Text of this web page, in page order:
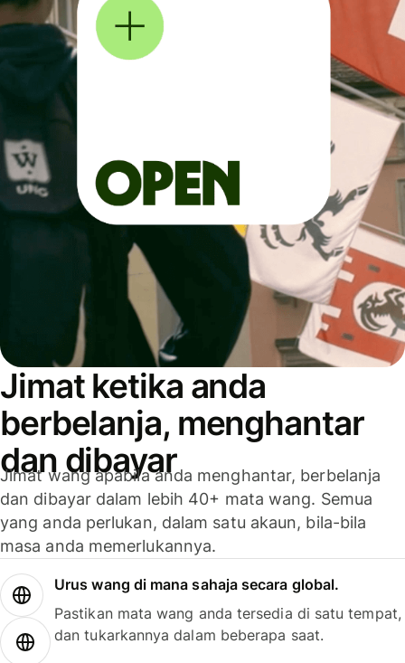
Jimat ketika anda
berbelanja, menghantar
dan dibayar
Jimat wang apabila anda menghantar, berbelanja
dan dibayar dalam lebih 40+ mata wang. Semua
yang anda perlukan, dalam satu akaun, bila-bila
masa anda memerlukannya.
Urus wang di mana sahaja secara global.
Pastikan mata wang anda tersedia di satu tempat,
dan tukarkannya dalam beberapa saat.